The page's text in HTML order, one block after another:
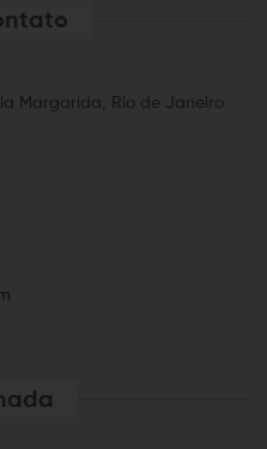
Margarida, Rio de Janeiro